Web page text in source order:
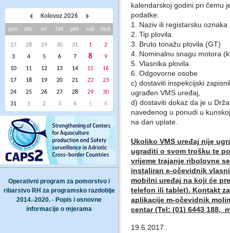
Kolovoz 2026
pon uto sri čet pet sub ned
27 28 29 30 31 1
2
3
4 5 6 7 8
9
10
11 12 13 14 15
16
17
18 19 20 21 22
23
24
25 26 27 28 29
30
31
1 2 3 4 5 6
Operativni program za pomorstvo i
ribarstvo RH za programsko razdoblje
2014.-2020. - Popis i osnovne
informacije o mjerama
kalendarskoj godini pri čemu
podatke:
1. Naziv ili registarsku oznaka
2. Tip plovila
3. Bruto tonažu plovila (GT)
4. Nominalnu snagu motora
5. Vlasnika plovila
6. Odgovorne osobe
c) dostaviti inspekcijski
ugrađen VMS uređaj,
d) dostaviti dokaz da je u
navedenog u ponudi u
na dan uplate.
Ukoliko VMS uređaj nije
ugraditi o svom trošku te
vrijeme trajanje ribolovne
instaliran e-očevidnik
mobilni uređaj na koji će
telefon ili tablet). Kontakt
aplikacije m-očevidnik
centar (Tel: (01) 6443 188,
19.6.2017.